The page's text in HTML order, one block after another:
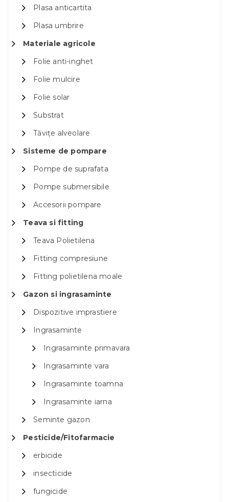
Plasa anticartita
Plasa umbrire
Materiale agricole
Folie anti-inghet
Folie mulcire
Folie solar
Substrat
Tăvițe alveolare
Sisteme de pompare
Pompe de suprafata
Pompe submersibile
Accesorii pompare
Teava si fitting
Teava Polietilena
Fitting compresiune
Fitting polietilena moale
Gazon si ingrasaminte
Dispozitive imprastiere
Ingrasaminte
Ingrasaminte primavara
Ingrasaminte vara
Ingrasaminte toamna
Ingrasaminte iarna
Seminte gazon
Pesticide/Fitofarmacie
erbicide
insecticide
fungicide